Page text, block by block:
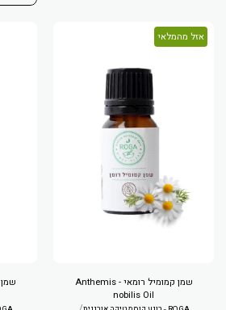
אזל מהמלאי
שמן קמומיל רומאי - Anthemis
nobilis Oil